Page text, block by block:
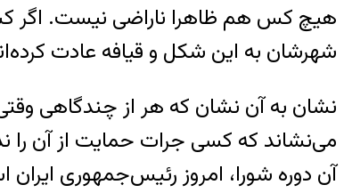
هیچ کس هم ظاهرا ناراضی نیست. اگر
شهرشان به این شکل و قیافه عادت
نشان به آن نشان که هر از چندگاهی
می‌نشاند که کسی جرات حمایت از آن را
آن دوره شورا، امروز رئیس‌جمهوری